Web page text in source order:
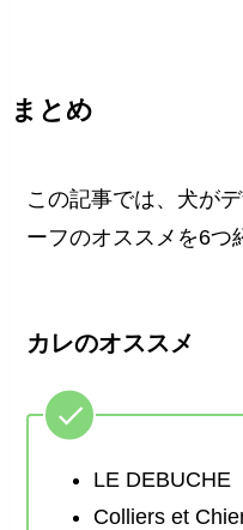
まとめ
この記事では、犬が
ーフのオススメを6つ
カレのオススメ
LE DEBUCHE
Colliers et